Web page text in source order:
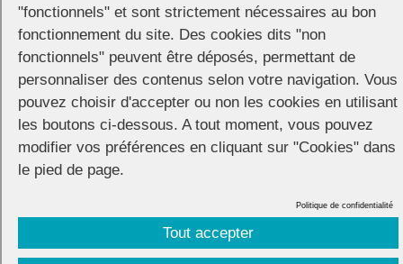
Attention, l’accès à la croisière est sur réservations uniquement
(plus d’informations).
After Pride
Après le concert, les établissements partenaires de l’événement
proposeront leurs soirées spéciales Normandie Pride.
© 2026 | Mentions légales
Réalisation :Unscuzzy| Conception :Visuelab|
"fonctionnels" et sont strictement nécessaires au bon
fonctionnement du site. Des cookies dits "non
fonctionnels" peuvent être déposés, permettant de
personnaliser des contenus selon votre navigation. Vous
pouvez choisir d'accepter ou non les cookies en utilisant
les boutons ci-dessous. A tout moment, vous pouvez
modifier vos préférences en cliquant sur "Cookies" dans
le pied de page.
Tout accepter
Politique de confidentialité